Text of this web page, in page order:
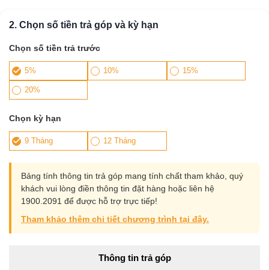
2. Chọn số tiền trả góp và kỳ hạn
Chọn số tiền trả trước
5% 10% 15%
20%
Chọn kỳ hạn
9 Tháng 12 Tháng
Bảng tính thông tin trả góp mang tính chất tham khảo, quý
khách vui lòng điền thông tin đặt hàng hoặc liên hệ
1900.2091 để được hỗ trợ trực tiếp!
Tham khảo thêm chi tiết chương trình tại đây.
Thông tin trả góp